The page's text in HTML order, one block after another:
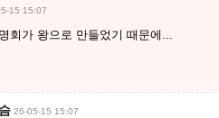
15 15:07
회가 왕으로 만들었기 때문에...
26-05-15 15:07